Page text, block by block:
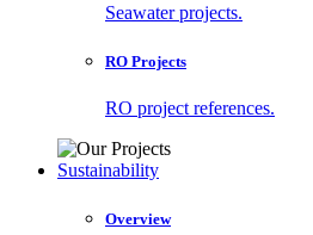
Seawater projects.
RO Projects
RO project references.
Sustainability
Overview